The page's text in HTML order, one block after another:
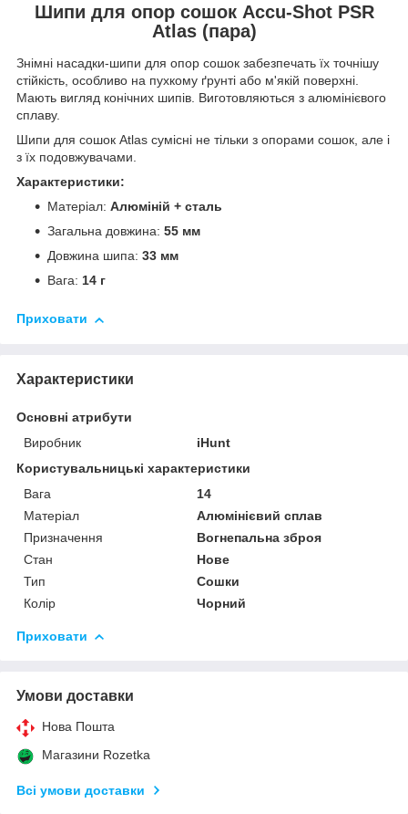
Шипи для опор сошок Accu-Shot PSR
Atlas (пара)
Знімні насадки-шипи для опор сошок забезпечать їх точнішу
стійкість, особливо на пухкому ґрунті або м'якій поверхні.
Мають вигляд конічних шипів. Виготовляються з алюмінієвого
сплаву.
Шипи для сошок Atlas сумісні не тільки з опорами сошок, але і
з їх подовжувачами.
Характеристики:
Матеріал: Алюміній + сталь
Загальна довжина: 55 мм
Довжина шипа: 33 мм
Вага: 14 г
Приховати
Характеристики
Основні атрибути
Виробник
iHunt
Користувальницькі характеристики
Вага
14
Матеріал
Алюмінієвий сплав
Призначення
Вогнепальна зброя
Стан
Нове
Тип
Сошки
Колір
Чорний
Приховати
Умови доставки
Нова Пошта
Магазини Rozetka
Всі умови доставки